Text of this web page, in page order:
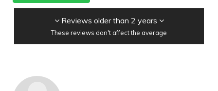
Reviews older than 2 years
These reviews don't affect the average